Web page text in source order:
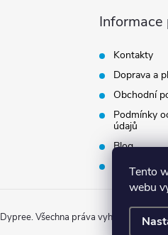
Tento
webu
Informace
Kontakty
Doprava a
Obchodní
Podmínky
údajů
Blog
Vrácení zboží
Dypree. Všechna práva vyhrazena.